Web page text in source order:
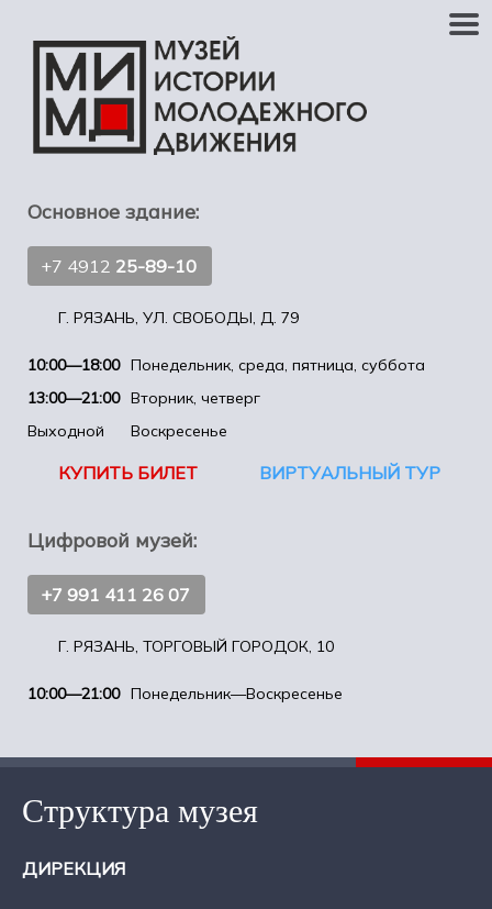
Основное здание:
+7 4912 25-89-10
Г. РЯЗАНЬ, УЛ. СВОБОДЫ, Д. 79
10:00—18:00 Понедельник, среда, пятница, суббота
13:00—21:00 Вторник, четверг
Выходной
Воскресенье
КУПИТЬ БИЛЕТ ВИРТУАЛЬНЫЙ ТУР
Цифровой музей:
+7 991 411 26 07
Г. РЯЗАНЬ, ТОРГОВЫЙ ГОРОДОК, 10
10:00—21:00 Понедельник—Воскресенье
Структура музея
ДИРЕКЦИЯ